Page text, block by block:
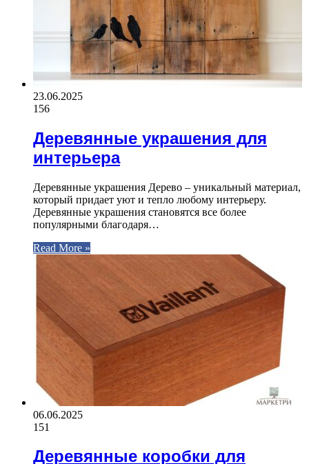
23.06.2025
156
Деревянные украшения для
интерьера
Деревянные украшения Дерево – уникальный материал,
который придает уют и тепло любому интерьеру.
Деревянные украшения становятся все более
популярными благодаря…
Read More »
06.06.2025
151
Деревянные коробки для